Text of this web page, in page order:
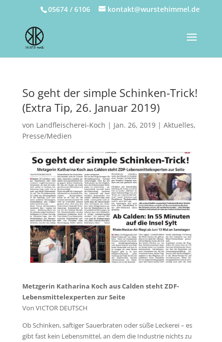
05674 / 6106 kontakt@wurstehimmel.de
So geht der simple Schinken-Trick!
(Extra Tip, 26. Januar 2019)
von Landfleischerei-Koch | Jan. 26, 2019| Aktuelles,
Presse/Medien
Metzgerin Katharina Koch aus Calden steht ZDF-
Lebensmittelexperten zur Seite
Von VICTOR DEUTSCH
Ob Schinken, saftiger Sauerbraten oder süße Leckerei – es
gibt fast kein Lebensmittel, an dem die Industrie nichts zu